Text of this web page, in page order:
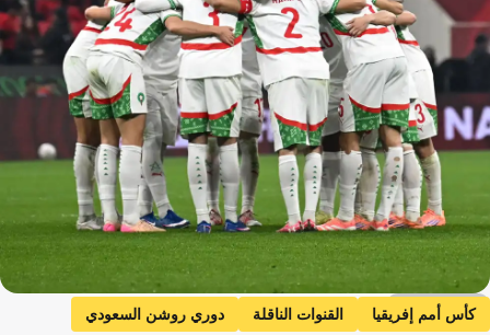
Getty Images
كأس أمم إفريقيا القنوات الناقلة
دوري روشن السعودي